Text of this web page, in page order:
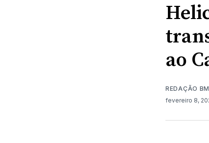
ao
REDAÇÃO
fevereiro 8,